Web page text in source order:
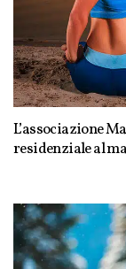
L’associazione
residenziale al